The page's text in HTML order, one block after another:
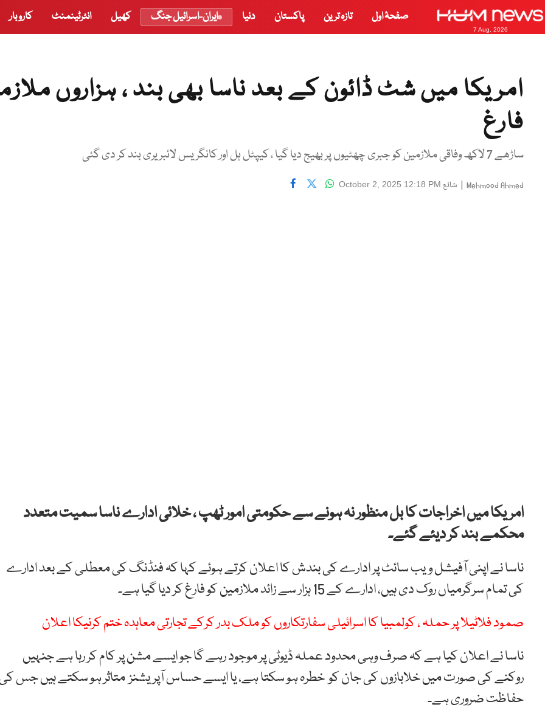
7 Aug, 2026
صفحۂ اول تازہ ترین پاکستان دنیا ایران-اسرائیل جنگ کھیل انٹرٹینمنٹ کاروبار
امریکا میں شٹ ڈائون کے بعد ناسا بھی بند ، ہزاروں
فارغ
ساڑھے 7 لاکھ وفاقی ملازمین کو جبری چھٹیوں پر بھیج دیا گیا ، کیپٹل ہل اور کانگریس لائبریری بند کر دی گئی
Mehmood Ahmed
| شائع October 2, 2025 12:18 PM
امریکا میں اخراجات کا بل منظور نہ ہونے سے حکومتی امور ٹھپ ، خلائی ادارے ناسا سمیت متعدد
محکمے بند کر دیئے گئے۔
ناسا نے اپنی آفیشل ویب سائٹ پر ادارے کی بندش کا اعلان کرتے ہوئے کہا کہ فنڈنگ کی معطلی کے بعد ادارے
کی تمام سرگرمیاں روک دی ہیں، ادارے کے 15 ہزار سے زائد ملازمین کو فارغ کر دیا گیا ہے۔
صمود فلاٹیلا پر حملہ ، کولمبیا کا اسرائیلی سفارتکاروں کو ملک بدر کرکے تجارتی معاہدہ ختم کرنیکا اعلان
ناسا نے اعلان کیا ہے کہ صرف وہی محدود عملہ ڈیوٹی پر موجود رہے گا جو ایسے مشن پر کام کر رہا ہے جنہیں
روکنے کی صورت میں خلابازوں کی جان کو خطرہ ہو سکتا ہے، یا ایسے حساس آپریشنز متاثر ہو سکتے ہیں جس
حفاظت ضروری ہے۔